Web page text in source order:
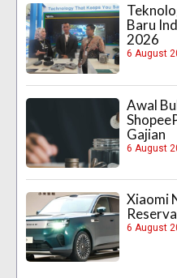
Baru
2026
6 August
Awal
Gajian
6 August
Xiaomi
6 August